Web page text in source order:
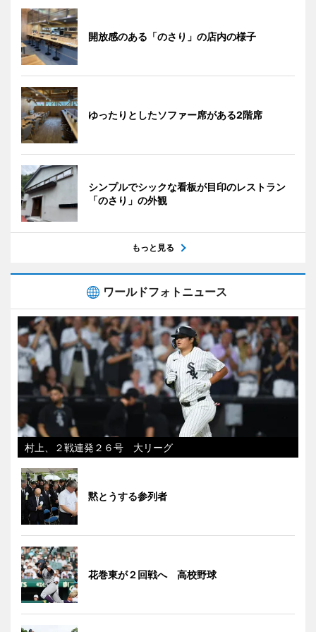
開放感のある「のさり」の店内の様子
ゆったりとしたソファー席がある2階席
シンプルでシックな看板が目印のレストラン
「のさり」の外観
もっと見る
ワールドフォトニュース
村上、２戦連発２６号 大リーグ
黙とうする参列者
花巻東が２回戦へ 高校野球